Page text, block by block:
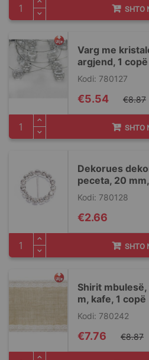
SHTO
Varg me
argjend, 1 copë
Kodi: 780127
Special
Price
€5.54 €8.87
SHTO
Dekorues
peceta, 20
Kodi: 780128
€2.66
SHTO
Shirit
m, kafe, 1 copë
Kodi: 780242
Special
Price
€7.76 €8.87